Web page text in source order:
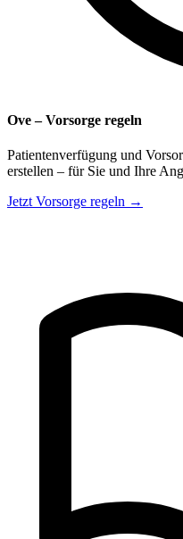
Ove – Vorsorge regeln
Patientenverfügung und
erstellen – für Sie und Ihre
Jetzt Vorsorge regeln →